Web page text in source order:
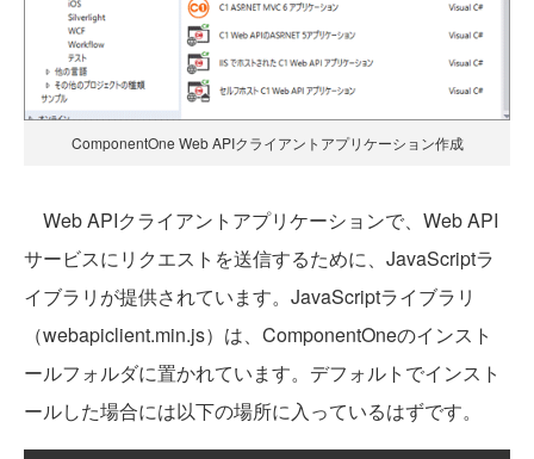
ComponentOne Web APIクライアントアプリケーション作成
Web APIクライアントアプリケーションで、Web API
サービスにリクエストを送信するために、JavaScriptラ
イブラリが提供されています。JavaScriptライブラリ
（webapiclient.min.js）は、ComponentOneのインスト
ールフォルダに置かれています。デフォルトでインスト
ールした場合には以下の場所に入っているはずです。